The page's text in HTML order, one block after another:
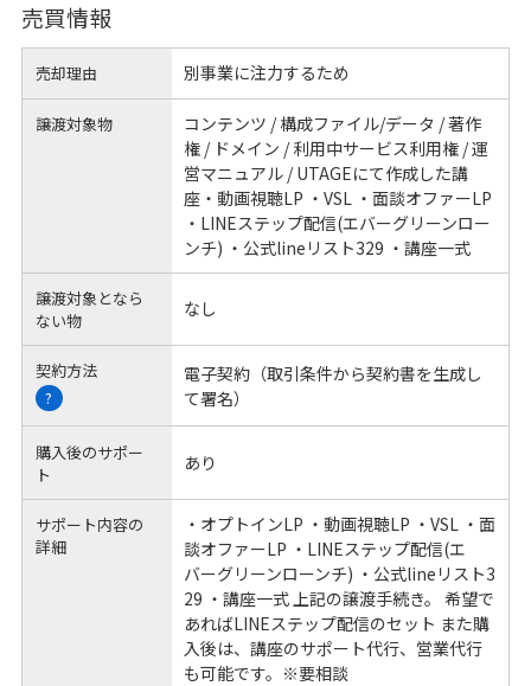
売買情報
売却理由 別事業に注力するため
譲渡対象物
コンテンツ / 構成ファイル/データ / 著作
権 / ドメイン / 利用中サービス利用権 / 運
営マニュアル / UTAGEにて作成した講
座・動画視聴LP ・VSL ・面談オファーLP
・LINEステップ配信(エバーグリーンロー
ンチ) ・公式lineリスト329 ・講座一式
譲渡対象となら
ない物
なし
契約方法
?
電子契約（取引条件から契約書を生成し
て署名）
購入後のサポー
ト
あり
サポート内容の
詳細
・オプトインLP ・動画視聴LP ・VSL ・面
談オファーLP ・LINEステップ配信(エ
バーグリーンローンチ) ・公式lineリスト3
29 ・講座一式 上記の譲渡手続き。 希望で
あればLINEステップ配信のセット また購
入後は、講座のサポート代行、営業代行
も可能です。※要相談